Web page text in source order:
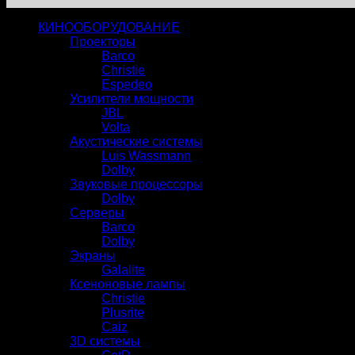
КИНООБОРУДОВАНИЕ
Проекторы
Barco
Christie
Espedeo
Усилители мощности
JBL
Volta
Акустические системы
Luis Wassmann
Dolby
Звуковые процессоры
Dolby
Серверы
Barco
Dolby
Экраны
Galalite
Ксеноновые лампы
Christie
Plusrite
Caiz
3D системы